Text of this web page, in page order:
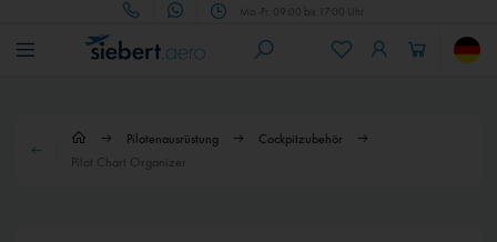
Mo.-Fr. 09:00 bis 17:00 Uhr
Pilotenausrüstung
Cockpitzubehör
Pilot Chart Organizer